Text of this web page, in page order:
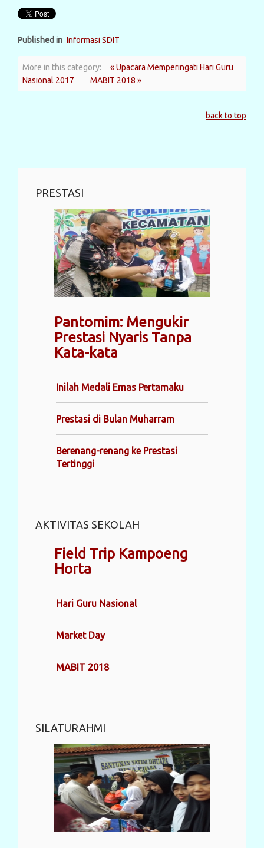
Published in Informasi SDIT
More in this category:
« Upacara Memperingati Hari Guru
Nasional 2017
MABIT 2018 »
back to top
PRESTASI
Pantomim: Mengukir
Prestasi Nyaris Tanpa
Kata-kata
Inilah Medali Emas Pertamaku
Prestasi di Bulan Muharram
Berenang-renang ke Prestasi
Tertinggi
AKTIVITAS SEKOLAH
Field Trip Kampoeng
Horta
Hari Guru Nasional
Market Day
MABIT 2018
SILATURAHMI